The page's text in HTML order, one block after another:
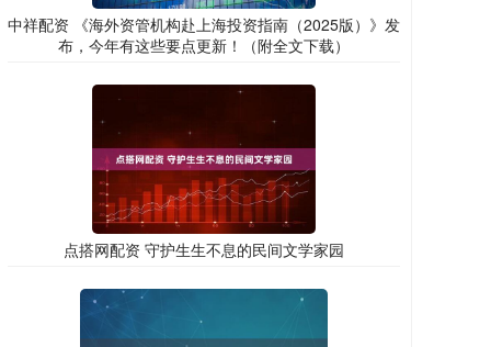
中祥配资 《海外资管机构赴上海投资指南（2025版）》发
布，今年有这些要点更新！（附全文下载）
点搭网配资 守护生生不息的民间文学家园